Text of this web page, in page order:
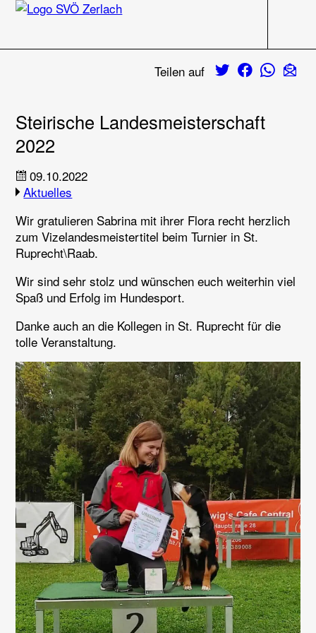
Teilen auf
TwitterFacebookE-
Steirische Landesmeisterschaft
2022
09.10.2022
Aktuelles
Wir gratulieren Sabrina mit ihrer Flora recht herzlich
zum Vizelandesmeistertitel beim Turnier in St.
Ruprecht\Raab.
Wir sind sehr stolz und wünschen euch weiterhin viel
Spaß und Erfolg im Hundesport.
Danke auch an die Kollegen in St. Ruprecht für die
tolle Veranstaltung.